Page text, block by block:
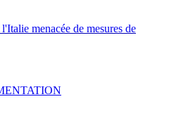
menacée de mesures de